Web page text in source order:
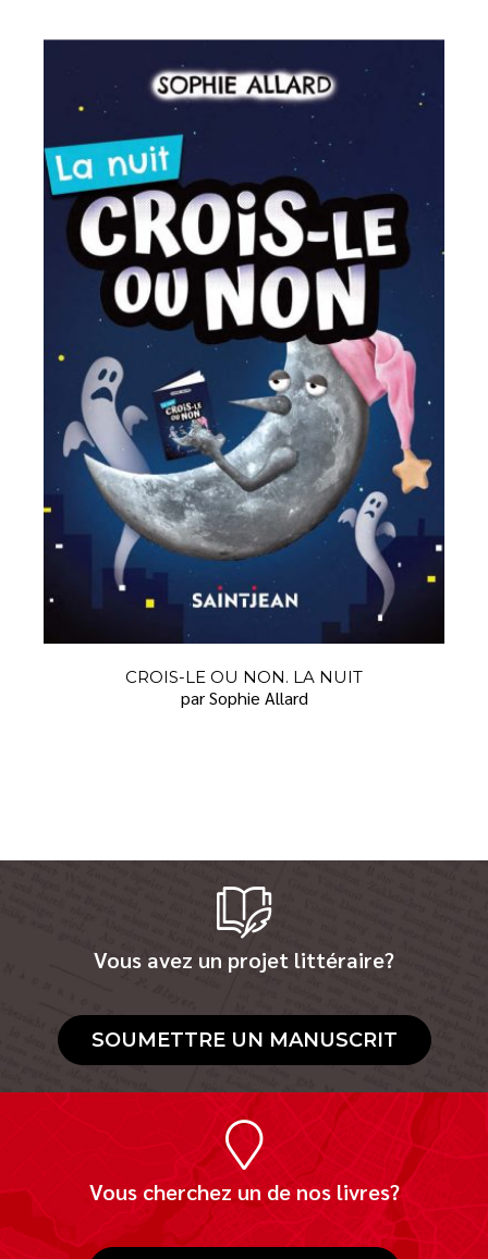
CROIS-LE OU NON. LA NUIT
par Sophie Allard
Vous avez un projet littéraire?
SOUMETTRE UN MANUSCRIT
Vous cherchez un de nos livres?